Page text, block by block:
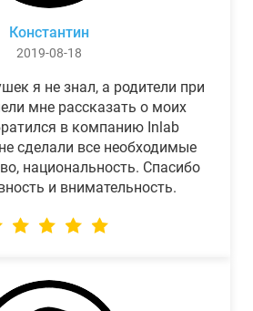
Константин
2019-08-18
я не знал, а родители при
мне рассказать о моих
в компанию Inlab
сделали все необходимые
национальность. Спасибо
и внимательность.